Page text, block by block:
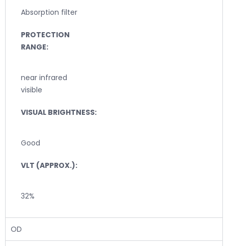
Absorption filter
PROTECTION
RANGE:
near infrared
visible
VISUAL BRIGHTNESS:
Good
VLT (APPROX.):
32%
OD